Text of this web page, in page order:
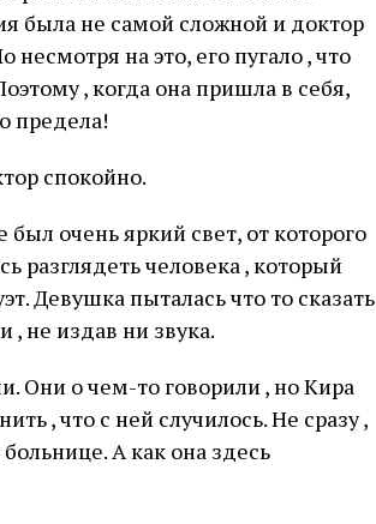
была не самой сложной и доктор
несмотря на это, его пугало , что
, когда она пришла в себя,
предела!
спокойно.
был очень яркий свет, от которого
разглядеть человека , который
Девушка пыталась что то сказать
, не издав ни звука.
Они о чем-то говорили , но Кира
, что с ней случилось. Не сразу ,
А как она здесь